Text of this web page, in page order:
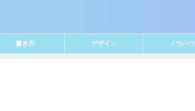
書き方 デザイン ノウハウ